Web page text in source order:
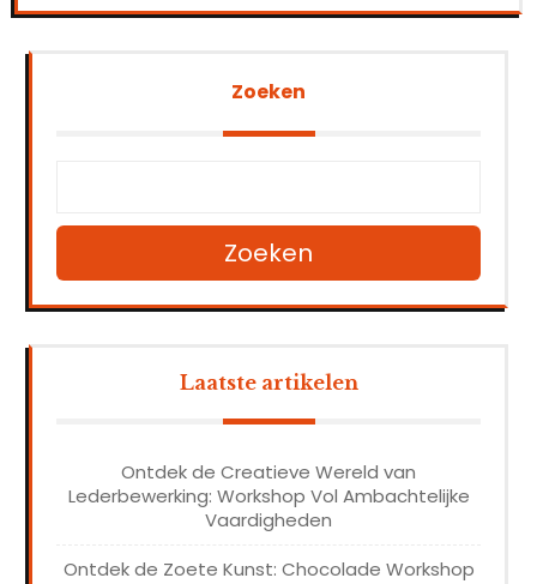
Zoeken
Zoeken
Laatste artikelen
Ontdek de Creatieve Wereld van
Lederbewerking: Workshop Vol Ambachtelijke
Vaardigheden
Ontdek de Zoete Kunst: Chocolade Workshop